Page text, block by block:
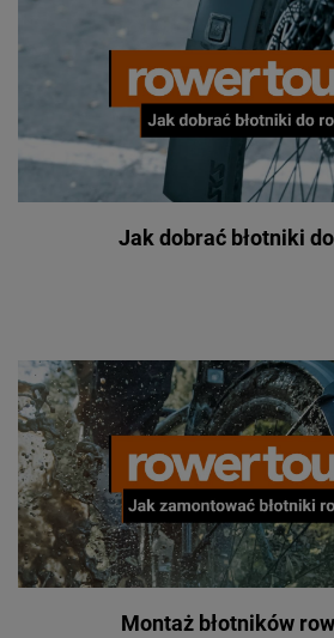
Jak dobrać błotniki
Montaż błotników